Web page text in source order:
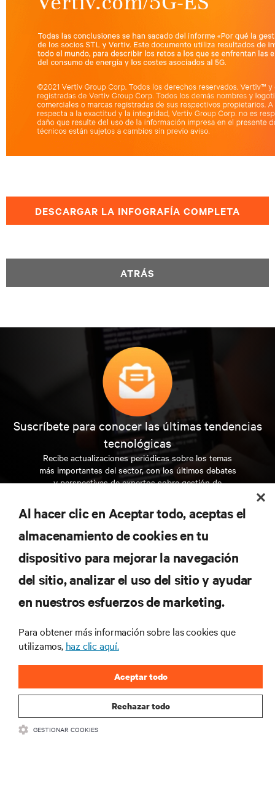
DESCARGAR LA INFOGRAFÍA COMPLETA
ATRÁS
Suscríbete para conocer las últimas tendencias
tecnológicas
Recibe actualizaciones periódicas sobre los temas
más importantes del sector, con los últimos debates
y perspectivas de expertos sobre gestión de
REGÍSTRATE AHORA
SOPORTE
CORPORATIVO
CONECTA CON NOSOTROS
Al hacer clic en Aceptar todo, aceptas el
almacenamiento de cookies en tu
dispositivo para mejorar la navegación
del sitio, analizar el uso del sitio y ayudar
en nuestros esfuerzos de marketing.
Para obtener más información sobre las cookies que
utilizamos, haz clic aquí.
Rechazar todo
Aceptar todo
GESTIONAR COOKIES